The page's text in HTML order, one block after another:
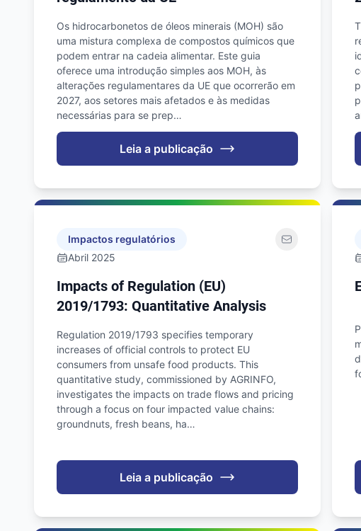
Os hidrocarbonetos de óleos minerais (MOH) são
uma mistura complexa de compostos químicos que
podem entrar na cadeia alimentar. Este guia
oferece uma introdução simples aos MOH, às
alterações regulamentares da UE que ocorrerão em
2027, aos setores mais afetados e às medidas
necessárias para se prep…
Leia a publicação
Impactos regulatórios
Abril 2025
Impacts of Regulation (EU)
2019/1793: Quantitative Analysis
Regulation 2019/1793 specifies temporary
increases of official controls to protect EU
consumers from unsafe food products. This
quantitative study, commissioned by AGRINFO,
investigates the impacts on trade flows and pricing
through a focus on four impacted value chains:
groundnuts, fresh beans, ha…
Leia a publicação